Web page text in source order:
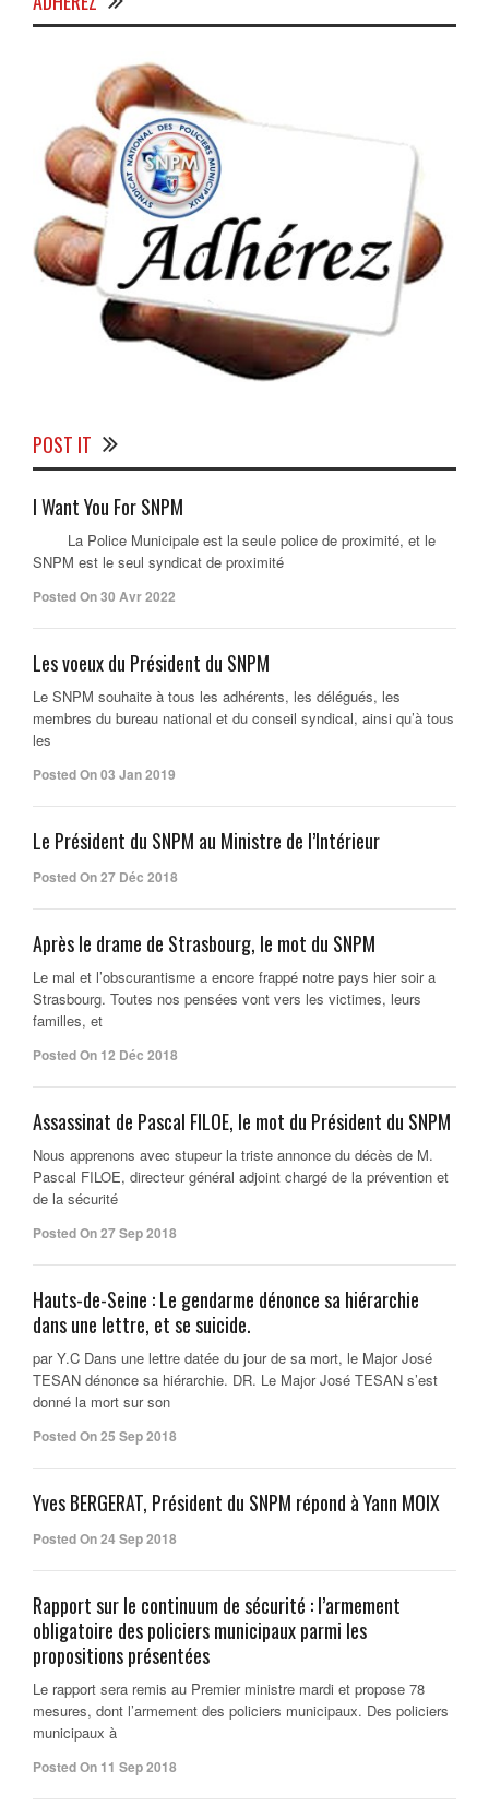
POST IT
I Want You For SNPM
La Police Municipale est la seule police de proximité, et le
SNPM est le seul syndicat de proximité
Posted On 30 Avr 2022
Les voeux du Président du SNPM
Le SNPM souhaite à tous les adhérents, les délégués, les
membres du bureau national et du conseil syndical, ainsi qu’à tous
les
Posted On 03 Jan 2019
Le Président du SNPM au Ministre de l’Intérieur
Posted On 27 Déc 2018
Après le drame de Strasbourg, le mot du SNPM
Le mal et l’obscurantisme a encore frappé notre pays hier soir a
Strasbourg. Toutes nos pensées vont vers les victimes, leurs
familles, et
Posted On 12 Déc 2018
Assassinat de Pascal FILOE, le mot du Président du SNPM
Nous apprenons avec stupeur la triste annonce du décès de M.
Pascal FILOE, directeur général adjoint chargé de la prévention et
de la sécurité
Posted On 27 Sep 2018
Hauts-de-Seine : Le gendarme dénonce sa hiérarchie
dans une lettre, et se suicide.
par Y.C Dans une lettre datée du jour de sa mort, le Major José
TESAN dénonce sa hiérarchie. DR. Le Major José TESAN s’est
donné la mort sur son
Posted On 25 Sep 2018
Yves BERGERAT, Président du SNPM répond à Yann MOIX
Posted On 24 Sep 2018
Rapport sur le continuum de sécurité : l’armement
obligatoire des policiers municipaux parmi les
propositions présentées
Le rapport sera remis au Premier ministre mardi et propose 78
mesures, dont l’armement des policiers municipaux. Des policiers
municipaux à
Posted On 11 Sep 2018